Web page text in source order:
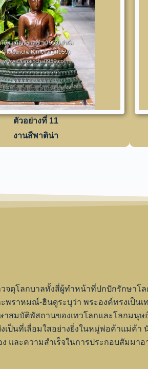
ตัวอย่างที่ 11
งานสีพาติน่า
ตุโลกบาลทั้งสี่ผู้ทำหน้าที่ปกปักรักษาโ
ราหมณ์-ฮินดูระบุว่า พระองค์ทรงเป็น
สมบัติพัสถานของเทวโลกและโลกมนุ
ป็นที่เลื่อมใสอย่างยิ่งในหมู่พ่อค้าแม่ค้
และความสำเร็จในการประกอบสัมม